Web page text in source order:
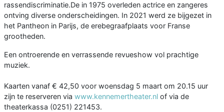
rassendiscriminatie.De in 1975 overleden actrice en zangeres
ontving diverse onderscheidingen. In 2021 werd ze bijgezet in
het Pantheon in Parijs, de erebegraafplaats voor Franse
grootheden.
Een ontroerende en verrassende revueshow vol prachtige
muziek.
Kaarten vanaf € 42,50 voor woensdag 5 maart om 20.15 uur
zijn te reserveren via www.kennemertheater.nl of via de
theaterkassa (0251) 221453.